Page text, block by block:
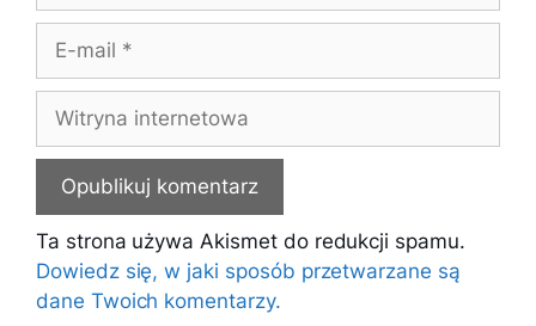
Witryna
internetowa
Ta strona używa Akismet do redukcji spamu.
Dowiedz się, w jaki sposób przetwarzane są
dane Twoich komentarzy.